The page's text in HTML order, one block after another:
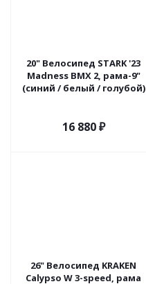
20" Велосипед STARK '23
Madness BMX 2, рама-9"
(синий / белый / голубой)
16 880₽
26" Велосипед KRAKEN
Calypso W 3-speed, рама